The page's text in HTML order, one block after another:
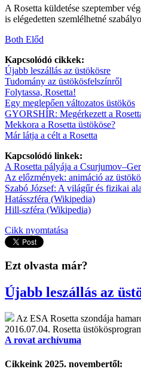
A Rosetta küldetése szeptember
is elégedetten szemlélhetné
Both Előd
Kapcsolódó cikkek:
Újabb leszállás az üstökösre
Tudomány az üstökösfelszínről
Folytassa, Rosetta!
Egy meglepően változatos üstökös
GYORSHÍR: Megérkezett a
Mekkora a Rosetta üstököse?
Már látja a célt a Rosetta
Kapcsolódó linkek:
A Rosetta pályája a
Az előzmények: animáció az
Szabó József: A világűr és fizikai
Hatásszféra (Wikipedia)
Hill-szféra (Wikipedia)
Cikk nyomtatása
Ezt olvasta már?
Újabb leszállás az
Az ESA Rosetta szondája
2016.07.04. Rosetta
A rovat archívuma
Cikkeink 2025. novembertől: